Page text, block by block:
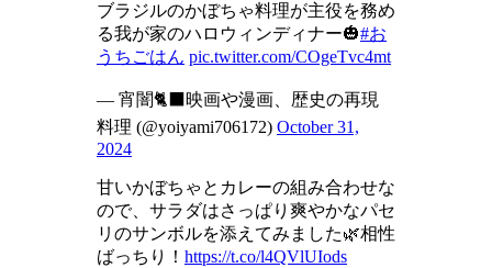
ブラジルのかぼちゃ料理が主役を務め
る我が家のハロウィンディナー🎃#お
うちごはん pic.twitter.com/COgeTvc4mt
— 宵闇🐈‍⬛映画や漫画、歴史の再現
料理 (@yoiyami706172) October 31,
2024
甘いかぼちゃとカレーの組み合わせな
ので、サラダはさっぱり爽やかなパセ
リのサンボルを添えてみました🌿相性
ばっちり！ https://t.co/l4QVlUIods